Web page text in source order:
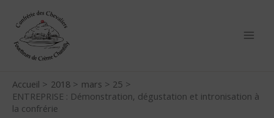
contenu
Accueil 2018 mars
25
ENTREPRISE : Démonstration, dégustation et intronisation à
la confrérie